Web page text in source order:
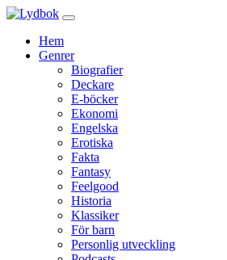
Hem
Genrer
Biografier
Deckare
E-böcker
Ekonomi
Engelska
Erotiska
Fakta
Fantasy
Feelgood
Historia
Klassiker
För barn
Personlig utveckling